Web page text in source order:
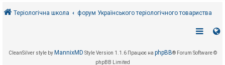
Теріологічна школа форум Українського теріологічного товариства
CleanSilver style by MannixMD Style Version 1.1.6 Працює на phpBB® Forum Software ©
phpBB Limited